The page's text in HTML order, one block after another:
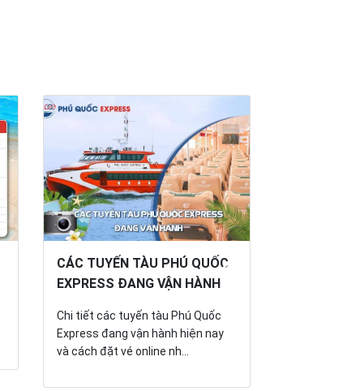
CÁC TUYẾN TÀU PHÚ QUỐC
EXPRESS ĐANG VẬN HÀNH
Chi tiết các tuyến tàu Phú Quốc
Express đang vận hành hiện nay
và cách đặt vé online nh...